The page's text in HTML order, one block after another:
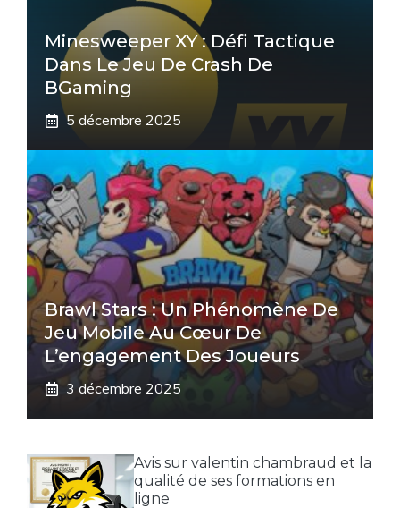
Minesweeper XY : Défi Tactique
Dans Le Jeu De Crash De
BGaming
5 décembre 2025
Brawl Stars : Un Phénomène De
Jeu Mobile Au Cœur De
L’engagement Des Joueurs
3 décembre 2025
Avis sur valentin chambraud et la
qualité de ses formations en
ligne